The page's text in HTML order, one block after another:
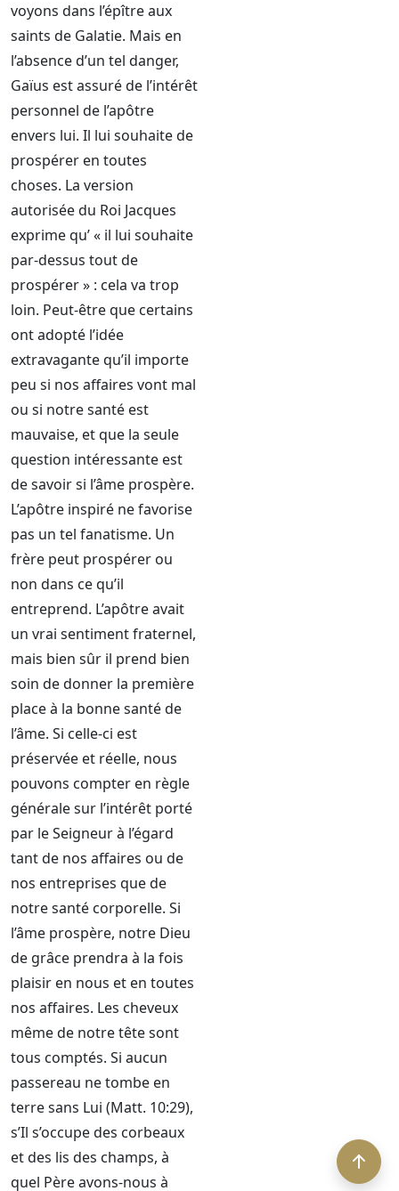
voyons dans l’épître aux
saints de Galatie. Mais en
l’absence d’un tel danger,
Gaïus est assuré de l’intérêt
personnel de l’apôtre
envers lui. Il lui souhaite de
prospérer en toutes
choses. La version
autorisée du Roi Jacques
exprime qu’ « il lui souhaite
par-dessus tout de
prospérer » : cela va trop
loin. Peut-être que certains
ont adopté l’idée
extravagante qu’il importe
peu si nos affaires vont mal
ou si notre santé est
mauvaise, et que la seule
question intéressante est
de savoir si l’âme prospère.
L’apôtre inspiré ne favorise
pas un tel fanatisme. Un
frère peut prospérer ou
non dans ce qu’il
entreprend. L’apôtre avait
un vrai sentiment fraternel,
mais bien sûr il prend bien
soin de donner la première
place à la bonne santé de
l’âme. Si celle-ci est
préservée et réelle, nous
pouvons compter en règle
générale sur l’intérêt porté
par le Seigneur à l’égard
tant de nos affaires ou de
nos entreprises que de
notre santé corporelle. Si
l’âme prospère, notre Dieu
de grâce prendra à la fois
plaisir en nous et en toutes
nos affaires. Les cheveux
même de notre tête sont
tous comptés. Si aucun
passereau ne tombe en
terre sans Lui (Matt. 10:29),
s’Il s’occupe des corbeaux
et des lis des champs, à
quel Père avons-nous à